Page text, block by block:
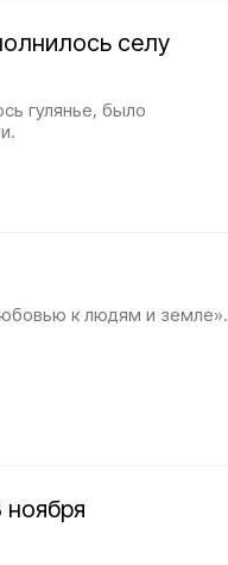
селу
гулянье, было
к людям и земле».